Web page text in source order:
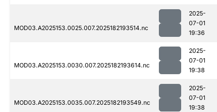
MOD03.A2025153.0025.007.2025182193514.nc
2025-
07-01
19:36
MOD03.A2025153.0030.007.2025182193614.nc
2025-
07-01
19:38
MOD03.A2025153.0035.007.2025182193549.nc
2025-
07-01
19:38